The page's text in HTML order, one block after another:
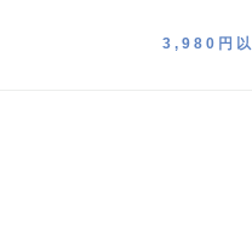
3,980円以